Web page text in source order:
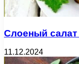
Слоеный салат
11.12.2024